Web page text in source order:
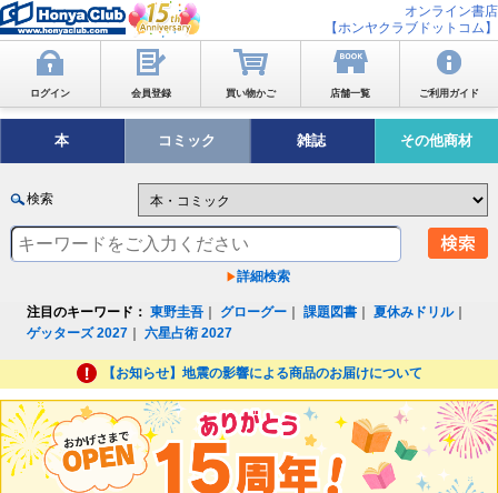
オンライン書店
【ホンヤクラブドットコム】
ログイン 会員登録 買い物かご 店舗一覧 ご利用ガイド
本 コミック 雑誌 その他商材
検索
詳細検索
注目のキーワード： 東野圭吾 グローグー ｜課題図書 ｜夏休みドリル｜
ゲッターズ 2027 ｜六星占術 2027
【お知らせ】地震の影響による商品のお届けについて